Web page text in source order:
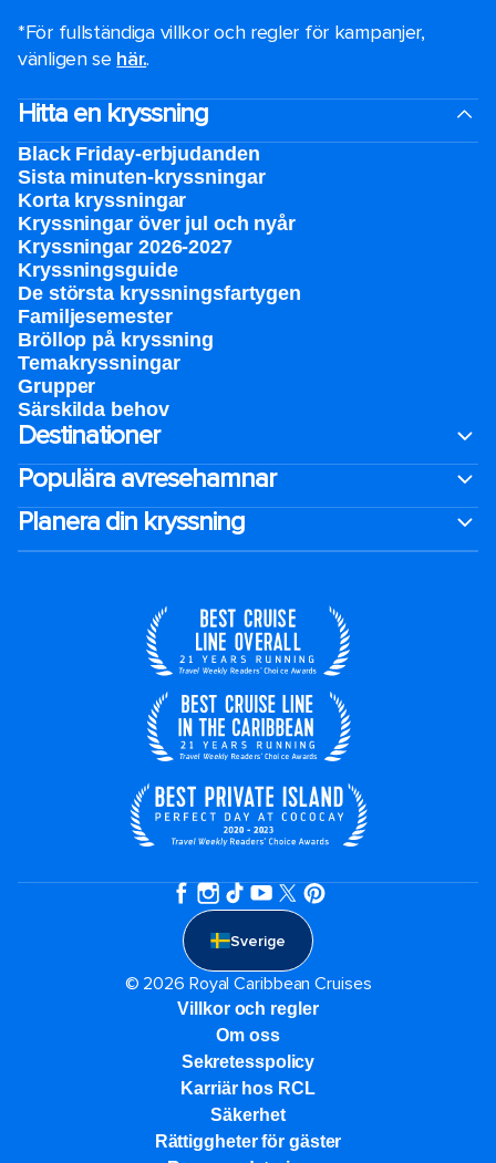
*För fullständiga villkor och regler för kampanjer,
vänligen se här..
Hitta en kryssning
Black Friday-erbjudanden
Sista minuten-kryssningar
Korta kryssningar
Kryssningar över jul och nyår
Kryssningar 2026-2027
Kryssningsguide
De största kryssningsfartygen
Familjesemester
Bröllop på kryssning
Temakryssningar
Grupper
Särskilda behov
Destinationer
Populära avresehamnar
Planera din kryssning
Sverige
© 2026 Royal Caribbean Cruises
Villkor och regler
Om oss
Sekretesspolicy
Karriär hos RCL
Säkerhet
Rättiggheter för gäster